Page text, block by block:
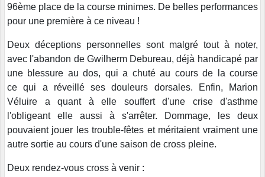
96ème place de la course minimes. De belles performances
pour une première à ce niveau !
Deux déceptions personnelles sont malgré tout à noter,
avec l'abandon de Gwilherm Debureau, déjà handicapé par
une blessure au dos, qui a chuté au cours de la course
ce qui a réveillé ses douleurs dorsales. Enfin, Marion
Véluire a quant à elle souffert d'une crise d'asthme
l'obligeant elle aussi à s'arrêter. Dommage, les deux
pouvaient jouer les trouble-fêtes et méritaient vraiment une
autre sortie au cours d'une saison de cross pleine.
Deux rendez-vous cross à venir :